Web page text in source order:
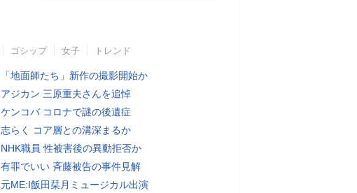
ゴシップ 女子 トレンド
「地面師たち」新作の撮影開始か
アジカン 三原重夫さんを追悼
ケンコバ コロナで謎の後遺症
志らく コア層との溝深まるか
NHK職員 性被害後の異動拒否か
有罪でいい 斉藤被告の事件見解
元ME:I飯田栞月ミュージカル出演